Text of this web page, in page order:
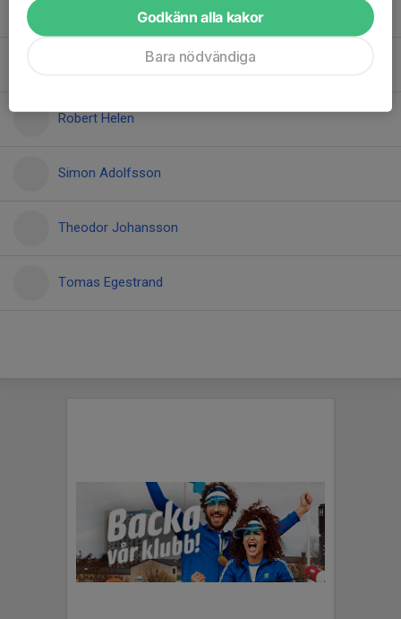
Niclas Liljequist
Robert Helen
Simon Adolfsson
Theodor Johansson
Tomas Egestrand
Godkänn alla kakor
Bara nödvändiga